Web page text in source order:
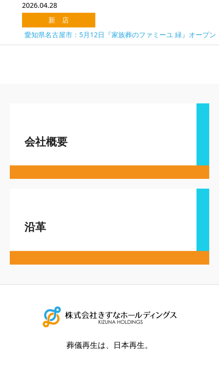
2026.04.28
新 店
愛知県名古屋市：5月12日『家族葬のファミーユ 緑』オープン
会社概要
沿革
葬儀再生は、日本再生。